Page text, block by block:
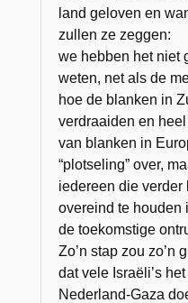
land geloven en
zullen ze zeggen:
we hebben het niet
weten, net als de
hoe de blanken in
verdraaiden en
van blanken in
“plotseling” over,
iedereen die verder
overeind te
de toekomstige
Zo’n stap zou zo’n
dat vele Israëli’s
Nederland-Gaza